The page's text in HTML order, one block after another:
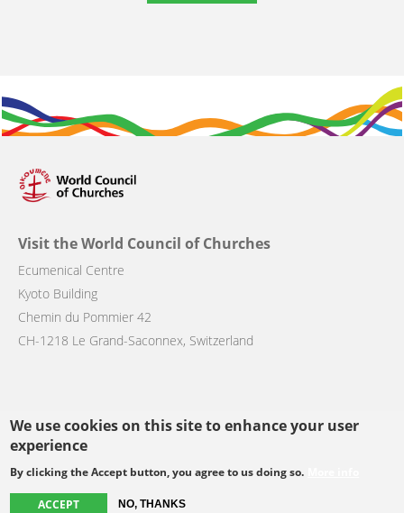
We use cookies on this site to enhance your user
experience
By clicking the Accept button, you agree to us doing so.
ACCEPT NO, THANKS
Visit the World Council of Churches
Ecumenical Centre
Kyoto Building
Chemin du Pommier 42
CH-1218 Le Grand-Saconnex, Switzerland
Follow us
facebooktwitter youtubeyoutubeinstagram